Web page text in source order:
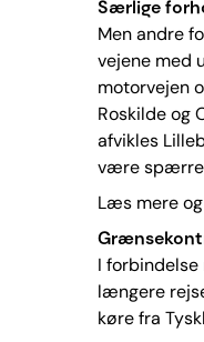
Særlige
Men andre
vejene med
motorvejen
Roskilde og
afvikles
være spærret
Læs mere
I
længere
køre fra